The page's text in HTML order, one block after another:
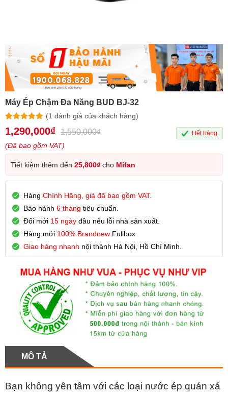
Máy Ép Chậm Đa Năng BUD BJ-32
5.00trên 5
dựa trên
1
(1 đánh giá của khách hàng)
1,290,000₫ 1,550,000₫
(Đã bao gồm VAT)
Hết hàng
Tiết kiệm thêm đến 25,800₫ cho Mifan
Hàng Chính Hãng, giá đã bao gồm VAT.
Bảo hành 6 tháng tiêu chuẩn.
Đổi mới 15 ngày đầu nếu lỗi nhà sản xuất.
Hàng mới 100% Brandnew Fullbox
Giao hàng nhanh nội thành Hà Nội, Hồ Chí Minh.
MÔ TẢ
Bạn không yên tâm với các loại nước ép quán xá